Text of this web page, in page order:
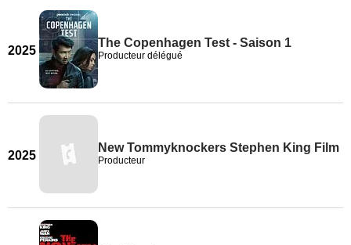
2025
The Copenhagen Test - Saison 1
Producteur délégué
2025
New Tommyknockers Stephen King Film
Producteur